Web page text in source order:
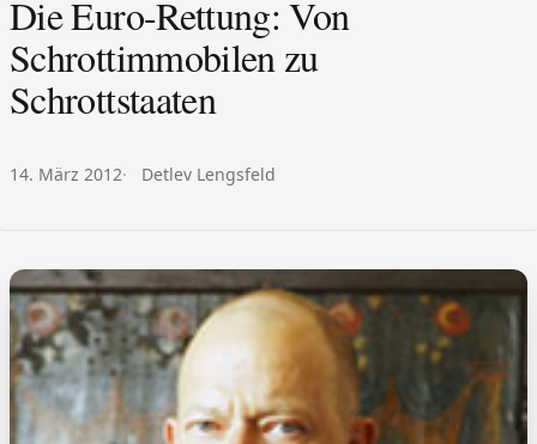
Die Euro-Rettung: Von
Schrottimmobilen zu
Schrottstaaten
Veröffentlicht am:
14. März 2012 Autor:
Detlev Lengsfeld